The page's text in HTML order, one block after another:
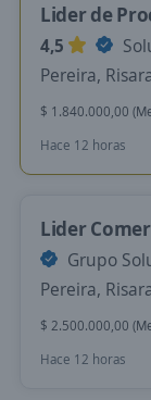
Lider de
4,5
Pereira,
$ 1.840.000,00
Hace 12 horas
Lider
Grupo
Pereira,
$ 2.500.000,00
Hace 12 horas